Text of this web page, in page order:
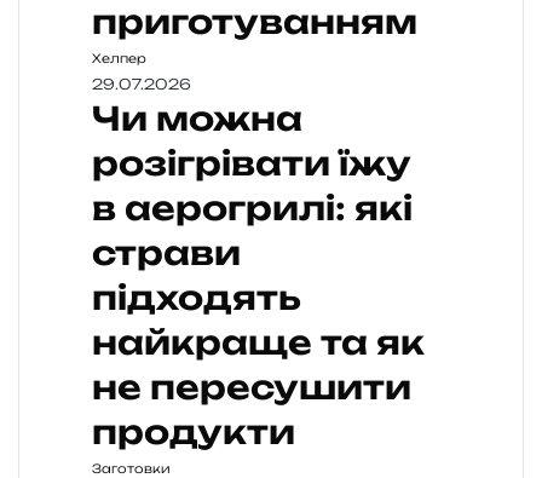
приготуванням
Хелпер
29.07.2026
Чи можна
розігрівати їжу
в аерогрилі: які
страви
підходять
найкраще та як
не пересушити
продукти
Заготовки